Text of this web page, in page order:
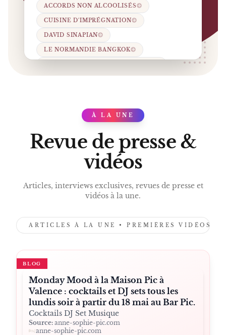
ACCORDS NON ALCOOLISÉS
CUISINE D'IMPRÉGNATION
DAVID SINAPIAN
LE NORMANDIE BANGKOK
MAISON DIOR PÉKIN
CUISINE SENSORIELLE.
PRESS
À LA UNE
Revue de presse &
vidéos
Articles, interviews exclusives, revues de presse et
vidéos à la une.
ARTICLES À LA UNE • PREMIÈRES VIDÉOS •
BLOG
Monday Mood à la Maison Pic à
Valence : cocktails et DJ sets tous les
lundis soir à partir du 18 mai au Bar Pic.
Cocktails DJ Set Musique
Source: anne-sophie-pic.com
anne-sophie-pic.com